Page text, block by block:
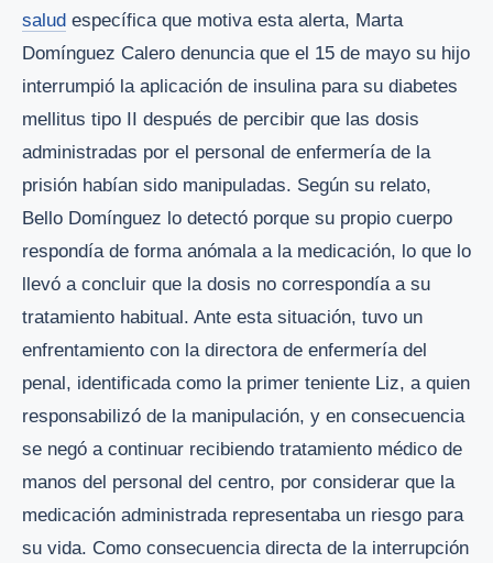
salud específica que motiva esta alerta, Marta
Domínguez Calero denuncia que el 15 de mayo su hijo
interrumpió la aplicación de insulina para su diabetes
mellitus tipo II después de percibir que las dosis
administradas por el personal de enfermería de la
prisión habían sido manipuladas. Según su relato,
Bello Domínguez lo detectó porque su propio cuerpo
respondía de forma anómala a la medicación, lo que lo
llevó a concluir que la dosis no correspondía a su
tratamiento habitual. Ante esta situación, tuvo un
enfrentamiento con la directora de enfermería del
penal, identificada como la primer teniente Liz, a quien
responsabilizó de la manipulación, y en consecuencia
se negó a continuar recibiendo tratamiento médico de
manos del personal del centro, por considerar que la
medicación administrada representaba un riesgo para
su vida. Como consecuencia directa de la interrupción